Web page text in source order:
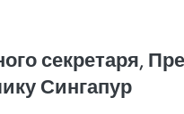
секретаря,
Сингапур